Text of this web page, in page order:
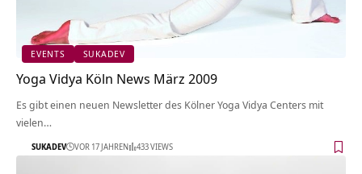
EVENTS SUKADEV
Yoga Vidya Köln News März 2009
Es gibt einen neuen Newsletter des Kölner Yoga Vidya Centers mit
vielen…
SUKADEV VOR 17 JAHREN 433 VIEWS